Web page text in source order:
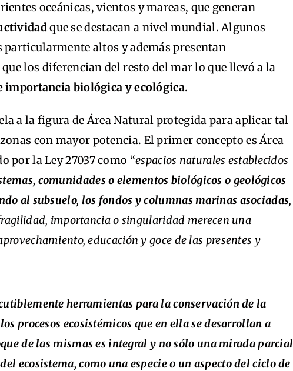
oceánicas, vientos y mareas, que generan
que se destacan a nivel mundial. Algunos
particularmente altos y además presentan
los diferencian del resto del mar lo que llevó a la
importancia biológica y ecológica.
a la figura de Área Natural protegida para aplicar tal
con mayor potencia. El primer concepto es Área
por la Ley 27037 como “espacios naturales establecidos
comunidades o elementos biológicos o geológicos
al subsuelo, los fondos y columnas marinas asociadas,
importancia o singularidad merecen una
educación y goce de las presentes y
herramientas para la conservación de la
procesos ecosistémicos que en ella se desarrollan a
de las mismas es integral y no sólo una mirada parcial
ecosistema, como una especie o un aspecto del ciclo de